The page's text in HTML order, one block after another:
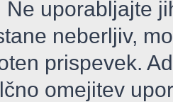
Ne uporabljajte
neberljiv,
prispevek.
omejitev